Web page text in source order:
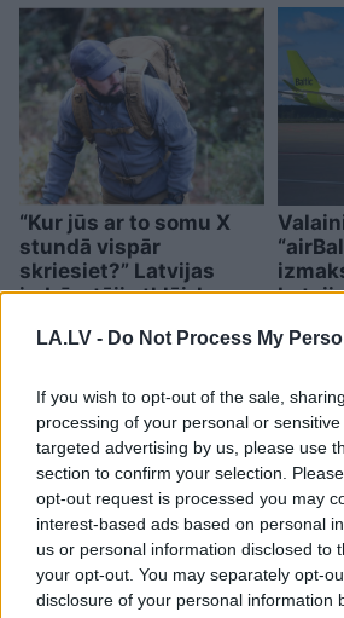
LA.LV - Do Not Process My
If you wish to opt-out of the sale,
processing of your personal or
targeted advertising by us, please use
section to confirm your selection.
opt-out request is processed you may
interest-based ads based on personal
us or personal information disclosed to
your opt-out. You may separately opt-
disclosure of your personal information
“Kur jūs ar to somu X
stundā vispār
skriesiet?” Latvijas
iedzīvotāji atklāj, kas
somās